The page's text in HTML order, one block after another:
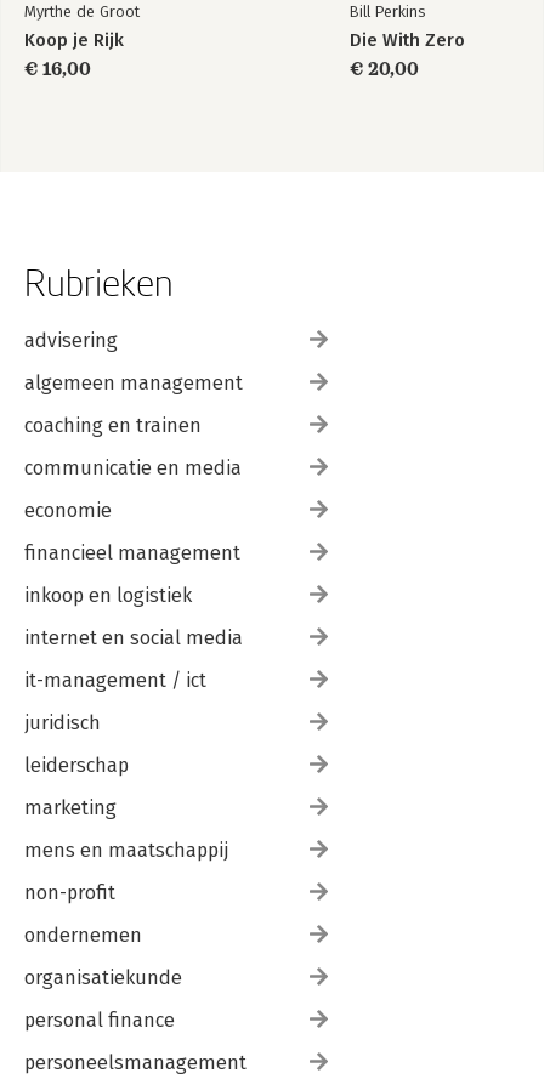
Myrthe de Groot
Koop je Rijk
€ 16,00
Bill Perkins
Die With Zero
€ 20,00
Rubrieken
advisering
algemeen management
coaching en trainen
communicatie en media
economie
financieel management
inkoop en logistiek
internet en social media
it-management / ict
juridisch
leiderschap
marketing
mens en maatschappij
non-profit
ondernemen
organisatiekunde
personal finance
personeelsmanagement